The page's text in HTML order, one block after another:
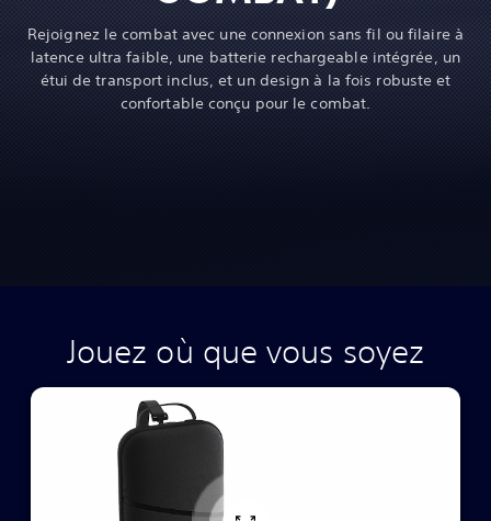
Rejoignez le combat avec une connexion sans fil ou filaire à
latence ultra faible, une batterie rechargeable intégrée, un
étui de transport inclus, et un design à la fois robuste et
confortable conçu pour le combat.
Jouez où que vous soyez